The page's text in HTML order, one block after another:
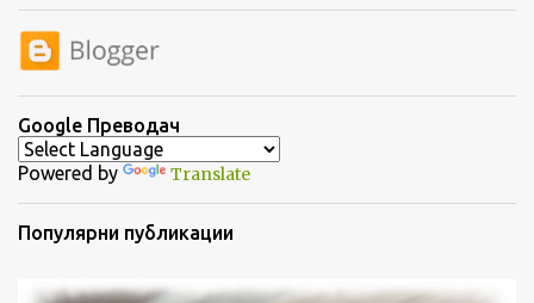
р
и
Google Преводач
Powered by Translate
Популярни публикации